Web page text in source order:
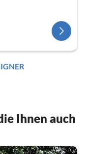
Ihnen auch